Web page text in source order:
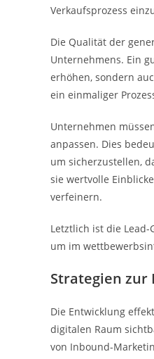
Verkaufsprozess
Die Qualität der
Unternehmens. Ein
erhöhen, sondern
ein einmaliger
Unternehmen
anpassen. Dies
um sicherzustellen,
sie wertvolle
verfeinern.
Letztlich ist die
um im
Strategien zur
Die Entwicklung
digitalen Raum
von Inbound-